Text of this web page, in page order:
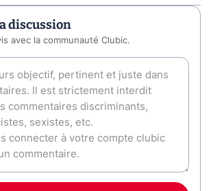
discussion
avec la communauté Clubic.